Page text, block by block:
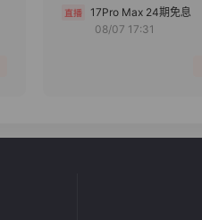
分组
17Pro Max 24期免息
08/07 17:31